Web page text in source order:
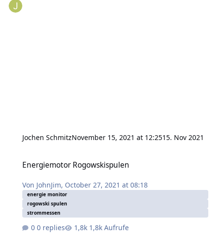
Jochen SchmitzNovember 15, 2021 at 12:2515. Nov 2021
Energiemotor Rogowskispulen
Von JohnJim, October 27, 2021 at 08:18
energie monitor
rogowski spulen
strommessen
0 replies 1,8k Aufrufe